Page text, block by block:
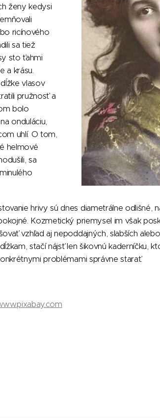
ženy kedysi
ricínového
sa tiež
sto ťahmi
a krásu.
vlasov
pružnosť a
bolo
onduláciu,
uhlí. O tom,
helmové
sa
hrivy sú dnes diametrálne odlišné,
Kozmetický priemysel im však
vzhľad aj nepoddajných, slabších
stačí nájsť len šikovnú kaderníčku,
problémami správne starať.